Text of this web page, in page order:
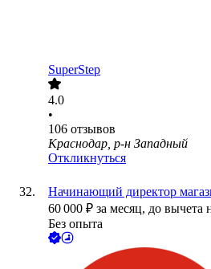
SuperStep
4.0
•
106 отзывов
Краснодар, р-н Западный
Откликнуться
Начинающий директор
60 000 ₽ за месяц, до вычета
Без опыта